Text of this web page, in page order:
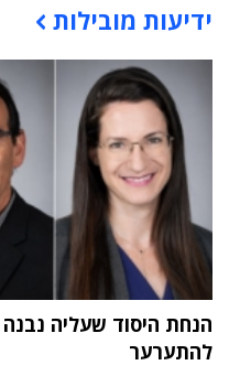
תוכן פרסומי
ידיעות מובילות
הנחת היסוד שעליה
להתערער